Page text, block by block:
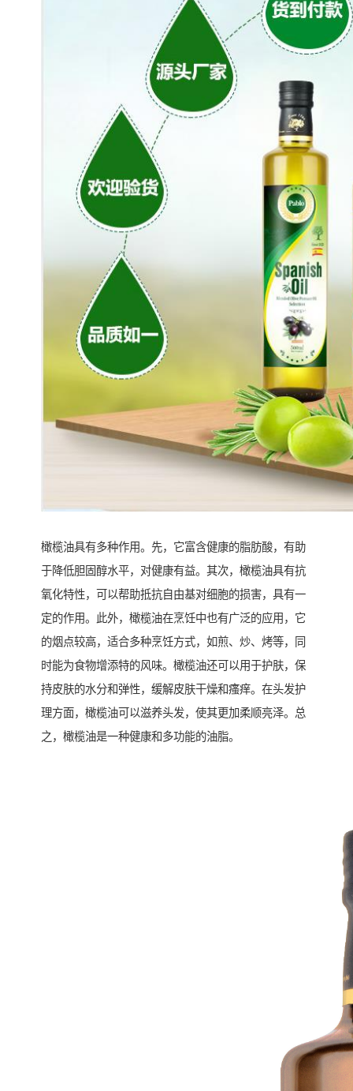
橄榄油具有多种作用。先，它富含健康的脂肪酸，有助
于降低胆固醇水平，对健康有益。其次，橄榄油具有抗
氧化特性，可以帮助抵抗自由基对细胞的损害，具有一
定的作用。此外，橄榄油在烹饪中也有广泛的应用，它
的烟点较高，适合多种烹饪方式，如煎、炒、烤等，同
时能为食物增添特的风味。橄榄油还可以用于护肤，保
持皮肤的水分和弹性，缓解皮肤干燥和瘙痒。在头发护
理方面，橄榄油可以滋养头发，使其更加柔顺亮泽。总
之，橄榄油是一种健康和多功能的油脂。